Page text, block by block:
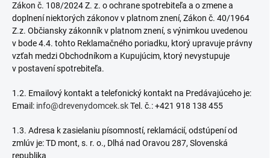
Zákon č. 108/2024 Z. z. o ochrane spotrebiteľa a o zmene a
doplnení niektorých zákonov v platnom znení, Zákon č. 40/1964
Z.z. Občiansky zákonník v platnom znení, s výnimkou uvedenou
v bode 4.4. tohto Reklamačného poriadku, ktorý upravuje právny
vzťah medzi Obchodníkom a Kupujúcim, ktorý nevystupuje
v postavení spotrebiteľa.
1.2. Emailový kontakt a telefonický kontakt na Predávajúceho je:
Email: info@drevenydomcek.skTel. č.: +421 918 138 455
1.3. Adresa k zasielaniu písomností, reklamácií, odstúpení od
zmlúv je: TD mont, s. r. o., Dlhá nad Oravou 287, Slovenská
republika